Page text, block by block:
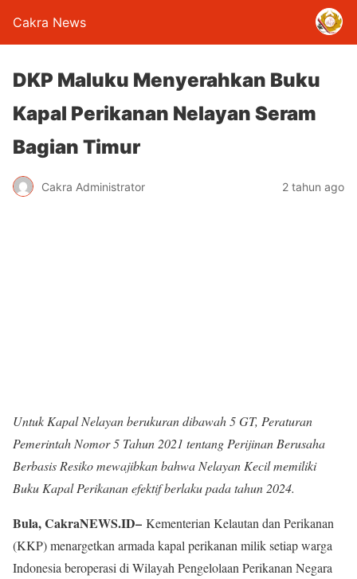
Cakra News
DKP Maluku Menyerahkan Buku
Kapal Perikanan Nelayan Seram
Bagian Timur
Cakra Administrator 2 tahun ago
Untuk Kapal Nelayan berukuran dibawah 5 GT, Peraturan
Pemerintah Nomor 5 Tahun 2021 tentang Perijinan Berusaha
Berbasis Resiko mewajibkan bahwa Nelayan Kecil memiliki
Buku Kapal Perikanan efektif berlaku pada tahun 2024.
Bula, CakraNEWS.ID– Kementerian Kelautan dan Perikanan
(KKP) menargetkan armada kapal perikanan milik setiap warga
Indonesia beroperasi di Wilayah Pengelolaan Perikanan Negara